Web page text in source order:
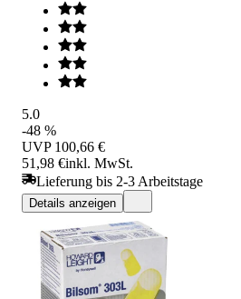
5.0
-48 %
UVP 100,66 €
51,98 €inkl. MwSt.
Lieferung bis 2-3 Arbeitstage
Details anzeigen